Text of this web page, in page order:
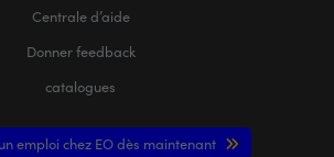
Centrale d’aide
Donner feedback
catalogues
emploi chez EO dès maintenant